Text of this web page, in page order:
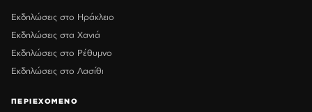
Εκδηλώσεις στο Ηράκλειο
Εκδηλώσεις στα Χανιά
Εκδηλώσεις στο Ρέθυμνο
Εκδηλώσεις στο Λασίθι
ΠΕΡΙΕΧΟΜΕΝΟ